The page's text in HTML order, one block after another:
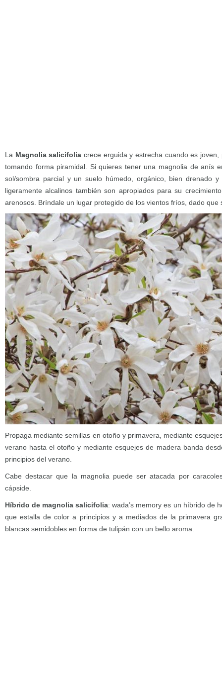
La Magnolia salicifolia crece erguida y estrecha cuando es
tomando forma piramidal. Si quieres tener una magnolia de anís
sol/sombra parcial y un suelo húmedo, orgánico, bien drenado
ligeramente alcalinos también son apropiados para su
arenosos. Bríndale un lugar protegido de los vientos fríos, dado
Propaga mediante semillas en otoño y primavera, mediante
verano hasta el otoño y mediante esquejes de madera banda
principios del verano.
Cabe destacar que la magnolia puede ser atacada por
cápside.
Híbrido de magnolia salicifolia: wada’s memory es un híbrido de
que estalla de color a principios y a mediados de la primavera
blancas semidobles en forma de tulipán con un bello aroma.